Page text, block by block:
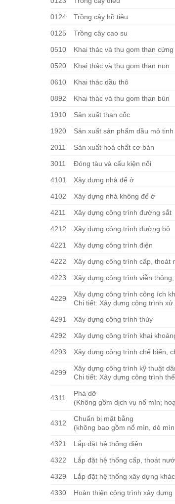
0124 Trồng cây hồ tiêu
0125 Trồng cây cao su
0510 Khai thác và thu gom than cứng
0520 Khai thác và thu gom than non
0610 Khai thác dầu thô
0892 Khai thác và thu gom than bùn
1910 Sản xuất than cốc
1920 Sản xuất sản phẩm dầu mỏ tinh
2011 Sản xuất hoá chất cơ bản
3011 Đóng tàu và cấu kiện nổi
4101 Xây dựng nhà để ở
4102 Xây dựng nhà không để ở
4211 Xây dựng công trình đường sắt
4212 Xây dựng công trình đường bộ
4221 Xây dựng công trình điện
4222 Xây dựng công trình cấp, thoát
4223 Xây dựng công trình viễn
4229
Xây dựng công trình công ích
Chi tiết: Xây dựng công trình xử
4291 Xây dựng công trình thủy
4292 Xây dựng công trình khai
4293 Xây dựng công trình chế biến,
4299
Xây dựng công trình kỹ thuật
Chi tiết: Xây dựng công trình
4311
Phá dỡ
(Không gồm dịch vụ nổ mìn;
4312
Chuẩn bị mặt bằng
(không bao gồm nổ mìn, dò
4321 Lắp đặt hệ thống điện
4322 Lắp đặt hệ thống cấp, thoát
4329 Lắp đặt hệ thống xây dựng khác
4330 Hoàn thiện công trình xây dựng